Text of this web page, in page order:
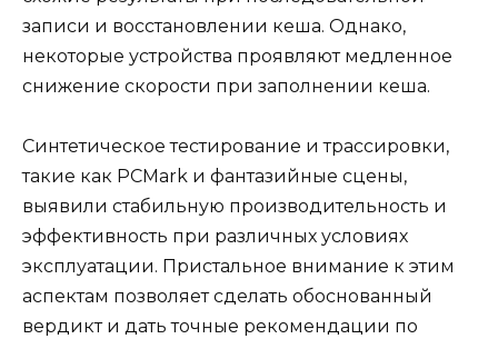
записи и восстановлении кеша. Однако,
некоторые устройства проявляют медленное
снижение скорости при заполнении кеша.
Синтетическое тестирование и трассировки,
такие как PCMark и фантазийные сцены,
выявили стабильную производительность и
эффективность при различных условиях
эксплуатации. Пристальное внимание к этим
аспектам позволяет сделать обоснованный
вердикт и дать точные рекомендации по